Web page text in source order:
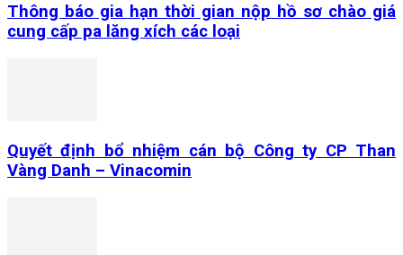
Thông báo gia hạn thời gian nộp hồ sơ chào giá
cung cấp pa lăng xích các loại
Quyết định bổ nhiệm cán bộ Công ty CP Than
Vàng Danh – Vinacomin